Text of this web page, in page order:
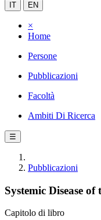
IT EN
×
Home
Persone
Pubblicazioni
Facoltà
Ambiti Di Ricerca
☰
Pubblicazioni
Systemic Disease of
Capitolo di libro